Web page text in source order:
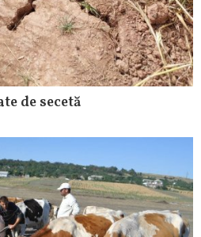
de secetă